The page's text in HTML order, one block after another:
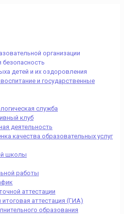
организации
детей и их оздоровления
и государственные
служба
клуб
деятельность
качества образовательных услуг
школы
работы
аттестации
итоговая аттестация (ГИА)
образования